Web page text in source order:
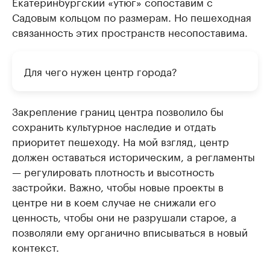
Садовым кольцом по размерам. Но пешеходная
связанность этих пространств несопоставима.
Для чего нужен центр города?
Закрепление границ центра позволило бы
сохранить культурное наследие и отдать
приоритет пешеходу. На мой взгляд, центр
должен оставаться историческим, а регламенты
— регулировать плотность и высотность
застройки. Важно, чтобы новые проекты в
центре ни в коем случае не снижали его
ценность, чтобы они не разрушали старое, а
позволяли ему органично вписываться в новый
контекст.